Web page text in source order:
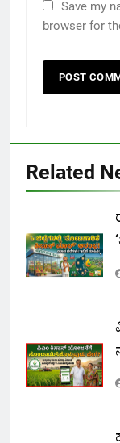
Save my
browser for
Related